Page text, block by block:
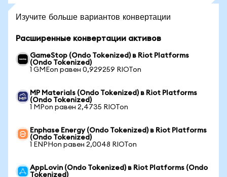
Изучите больше вариантов конвертации
Расширенные конвертации активов
GameStop (Ondo Tokenized) в Riot Platforms
(Ondo Tokenized)
1 GMEon равен 0,929259 RIOTon
MP Materials (Ondo Tokenized) в Riot Platforms
(Ondo Tokenized)
1 MPon равен 2,4735 RIOTon
Enphase Energy (Ondo Tokenized) в Riot Platforms
(Ondo Tokenized)
1 ENPHon равен 2,0048 RIOTon
AppLovin (Ondo Tokenized) в Riot Platforms (Ondo
Tokenized)